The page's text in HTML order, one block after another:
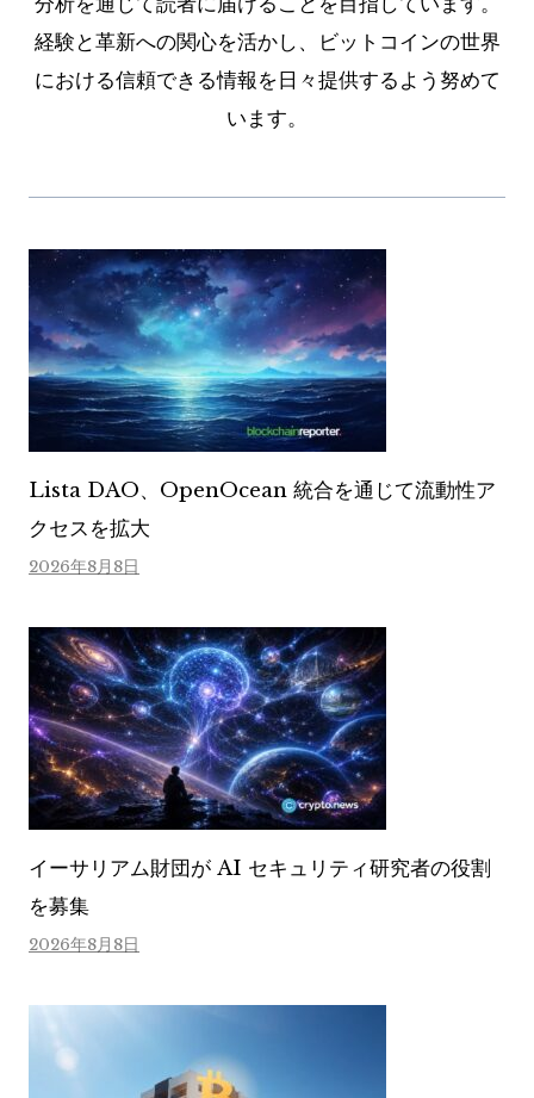
経験と革新への関心を活かし、ビットコインの世界
における信頼できる情報を日々提供するよう努めて
います。
Lista DAO、OpenOcean 統合を通じて流動性ア
クセスを拡大
2026年8月8日
イーサリアム財団が AI セキュリティ研究者の役割
を募集
2026年8月8日